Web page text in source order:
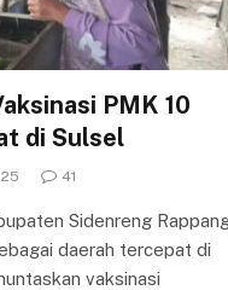
PMK 10
di Sulsel
41
Sidenreng
daerah tercepat di
vaksinasi